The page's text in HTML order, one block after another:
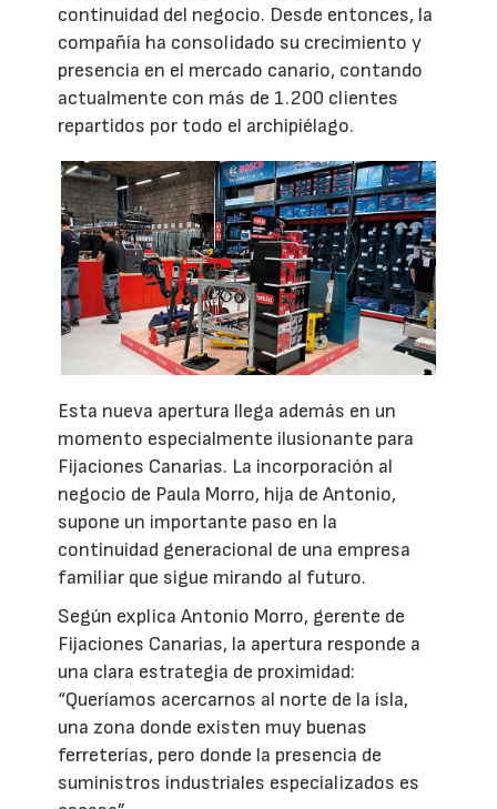
continuidad del negocio. Desde entonces, la
compañía ha consolidado su crecimiento y
presencia en el mercado canario, contando
actualmente con más de 1.200 clientes
repartidos por todo el archipiélago.
Esta nueva apertura llega además en un
momento especialmente ilusionante para
Fijaciones Canarias. La incorporación al
negocio de Paula Morro, hija de Antonio,
supone un importante paso en la
continuidad generacional de una empresa
familiar que sigue mirando al futuro.
Según explica Antonio Morro, gerente de
Fijaciones Canarias, la apertura responde a
una clara estrategia de proximidad:
“Queríamos acercarnos al norte de la isla,
una zona donde existen muy buenas
ferreterías, pero donde la presencia de
suministros industriales especializados es